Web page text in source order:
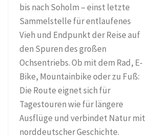
bis nach Soholm – einst letzte
Sammelstelle für entlaufenes
Vieh und Endpunkt der Reise auf
den Spuren des großen
Ochsentriebs. Ob mit dem Rad, E-
Bike, Mountainbike oder zu Fuß:
Die Route eignet sich für
Tagestouren wie für längere
Ausflüge und verbindet Natur mit
norddeutscher Geschichte.